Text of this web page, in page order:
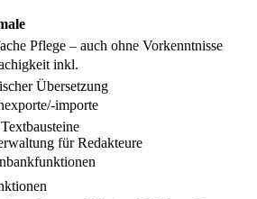
Pflege – auch ohne Vorkenntnisse
inkl.
Übersetzung
importe
für Redakteure